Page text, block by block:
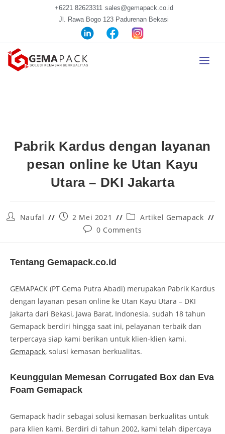
+6221 82623311 sales@gemapack.co.id
Jl. Rawa Bogo 123 Padurenan Bekasi
Pabrik Kardus dengan layanan
pesan online ke Utan Kayu
Utara – DKI Jakarta
Naufal 2 Mei 2021
Artikel Gemapack
0 Comments
Tentang Gemapack.co.id
GEMAPACK (PT Gema Putra Abadi) merupakan Pabrik Kardus
dengan layanan pesan online ke Utan Kayu Utara – DKI
Jakarta dari Bekasi, Jawa Barat, Indonesia. sudah 18 tahun
Gemapack berdiri hingga saat ini, pelayanan terbaik dan
terpercaya siap kami berikan untuk klien-klien kami.
Gemapack, solusi kemasan berkualitas.
Keunggulan Memesan Corrugated Box dan Eva
Foam Gemapack
Gemapack hadir sebagai solusi kemasan berkualitas untuk
para klien kami. Berdiri di tahun 2002, kami telah dipercaya